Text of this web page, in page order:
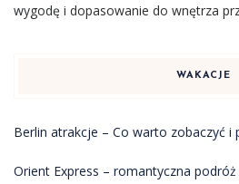
wygodę i dopasowanie do wnętrza
WAKACJE
Berlin atrakcje – Co warto zobaczyć i
Orient Express – romantyczna